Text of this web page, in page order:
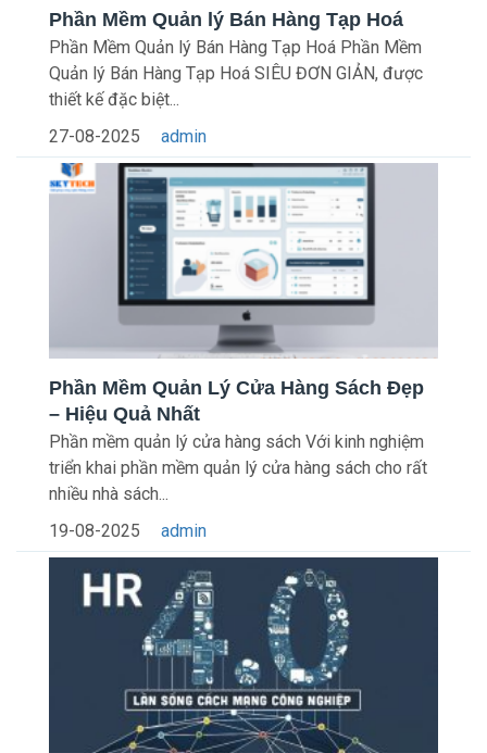
Phần Mềm Quản lý Bán Hàng Tạp Hoá
Phần Mềm Quản lý Bán Hàng Tạp Hoá Phần Mềm
Quản lý Bán Hàng Tạp Hoá SIÊU ĐƠN GIẢN, được
thiết kế đặc biệt...
27-08-2025
admin
Phần Mềm Quản Lý Cửa Hàng Sách Đẹp
– Hiệu Quả Nhất
Phần mềm quản lý cửa hàng sách Với kinh nghiệm
triển khai phần mềm quản lý cửa hàng sách cho rất
nhiều nhà sách...
19-08-2025
admin